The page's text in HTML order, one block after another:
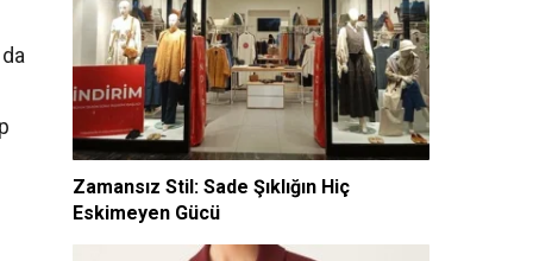
Zamansız Stil: Sade Şıklığın Hiç
Eskimeyen Gücü